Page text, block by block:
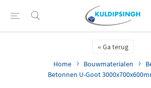
Ga terug
Home
Bouwmaterialen
Betonnen U-Goot